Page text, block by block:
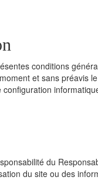
conditions
et sans préavis
du
du site ou des